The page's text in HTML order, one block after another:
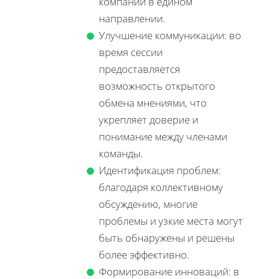
направлении.
Улучшение коммуникации: во
время сессии
предоставляется
возможность открытого
обмена мнениями, что
укрепляет доверие и
понимание между членами
команды.
Идентификация проблем:
благодаря коллективному
обсуждению, многие
проблемы и узкие места могут
быть обнаружены и решены
более эффективно.
Формирование инноваций: в